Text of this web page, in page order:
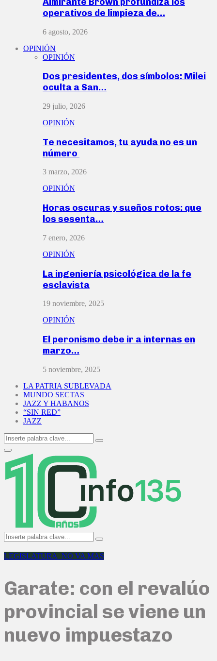
operativos de limpieza de…
6 agosto, 2026
OPINIÓN
OPINIÓN
Dos presidentes, dos símbolos: Milei
oculta a San…
29 julio, 2026
OPINIÓN
Te necesitamos, tu ayuda no es un
número
3 marzo, 2026
OPINIÓN
Horas oscuras y sueños rotos: que
los sesenta…
7 enero, 2026
OPINIÓN
La ingeniería psicológica de la fe
esclavista
19 noviembre, 2025
OPINIÓN
El peronismo debe ir a internas en
marzo…
5 noviembre, 2025
LA PATRIA SUBLEVADA
MUNDO SECTAS
JAZZ Y HABANOS
“SIN RED”
JAZZ
Search
for:
Search
Primary
Menu
Search
for:
Search
LEGISLATURA_NO VA MAS
Garate: con el revalúo
provincial se viene un
nuevo impuestazo